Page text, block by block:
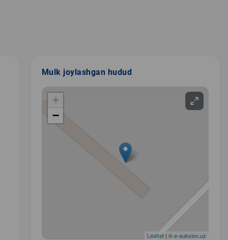
Mulk joylashgan hudud
+
−
Leaflet| ©e-auksion.uz